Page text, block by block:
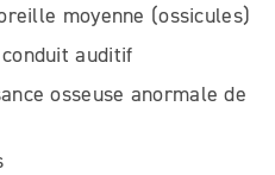
moyenne (ossicules)
auditif
osseuse anormale de